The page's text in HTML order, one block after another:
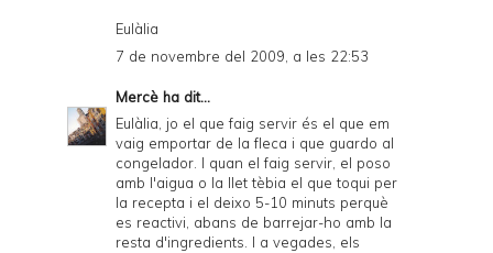
Eulàlia
7 de novembre del 2009, a les 22:53
Mercè ha dit...
Eulàlia, jo el que faig servir és el que em
vaig emportar de la fleca i que guardo al
congelador. I quan el faig servir, el poso
amb l'aigua o la llet tèbia el que toqui per
la recepta i el deixo 5-10 minuts perquè
es reactivi, abans de barrejar-ho amb la
resta d'ingredients. I a vegades, els